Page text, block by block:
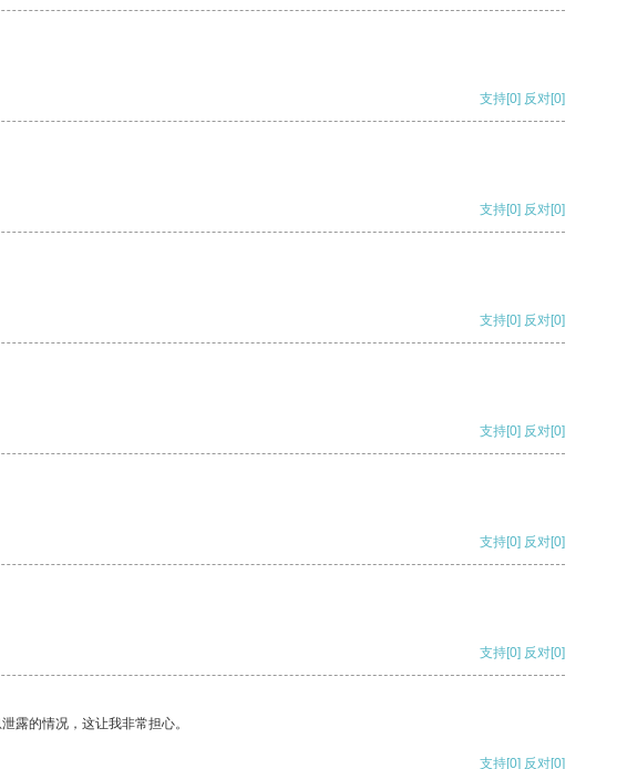
支持[0] 反对[0]
支持[0] 反对[0]
支持[0] 反对[0]
支持[0] 反对[0]
支持[0] 反对[0]
支持[0] 反对[0]
露的情况，这让我非常担心。
支持[0] 反对[0]